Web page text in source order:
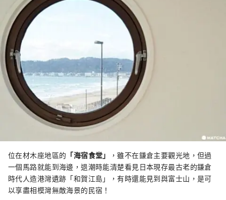
位在材木座地區的 「海宿食堂」
，雖不在鎌倉主要觀光地，但過
一個馬路就能到海邊，退潮時能清楚看見日本現存最古老的鎌倉
時代人造港灣遺跡「和賀江島」，有時還能見到與富士山，是可
以享盡相模灣無敵海景的民宿！